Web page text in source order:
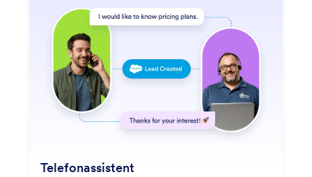
Telefonassistent